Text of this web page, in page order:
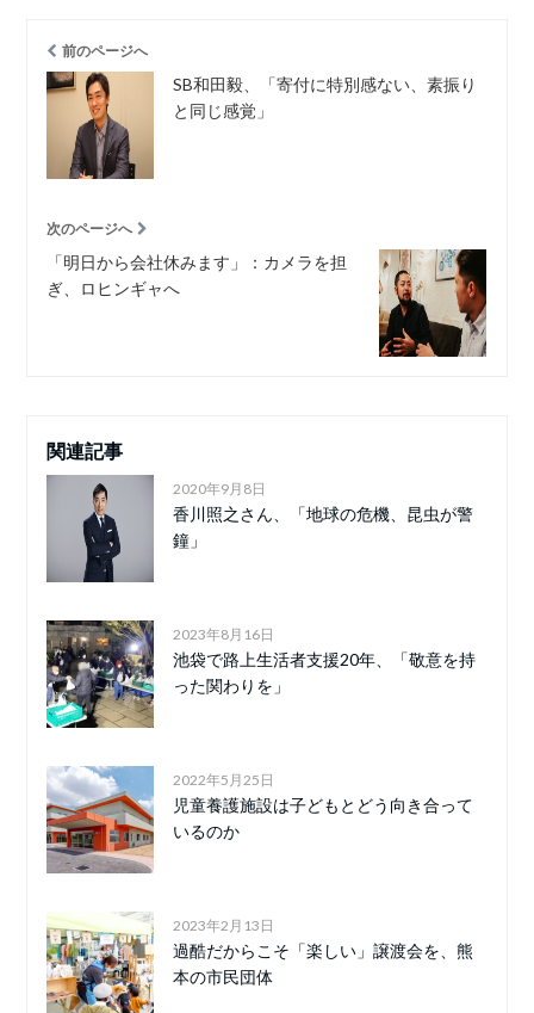
前のページへ
SB和田毅、「寄付に特別感ない、素振り
と同じ感覚」
次のページへ
「明日から会社休みます」：カメラを担
ぎ、ロヒンギャへ
関連記事
2020年9月8日
香川照之さん、「地球の危機、昆虫が警
鐘」
2023年8月16日
池袋で路上生活者支援20年、「敬意を持
った関わりを」
2022年5月25日
児童養護施設は子どもとどう向き合って
いるのか
2023年2月13日
過酷だからこそ「楽しい」譲渡会を、熊
本の市民団体